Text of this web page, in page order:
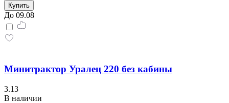
Купить
До 09.08
Минитрактор Уралец 220 без кабины
3.13
В наличии